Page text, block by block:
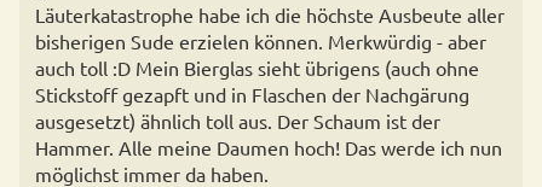
Läuterkatastrophe habe ich die höchste Ausbeute aller
bisherigen Sude erzielen können. Merkwürdig - aber
auch toll :D Mein Bierglas sieht übrigens (auch ohne
Stickstoff gezapft und in Flaschen der Nachgärung
ausgesetzt) ähnlich toll aus. Der Schaum ist der
Hammer. Alle meine Daumen hoch! Das werde ich nun
möglichst immer da haben.